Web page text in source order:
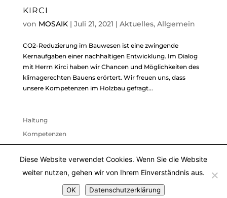
KIRCI
von MOSAIK| Juli 21, 2021 | Aktuelles, Allgemein
CO2-Reduzierung im Bauwesen ist eine zwingende
Kernaufgaben einer nachhaltigen Entwicklung. Im Dialog
mit Herrn Kirci haben wir Chancen und Möglichkeiten des
klimagerechten Bauens erörtert. Wir freuen uns, dass
unsere Kompetenzen im Holzbau gefragt...
Haltung
Kompetenzen
Auszeichnungen / Veröffentlichungen
Diese Website verwendet Cookies. Wenn Sie die Website
weiter nutzen, gehen wir von Ihrem Einverständnis aus.
OK Datenschutzerklärung